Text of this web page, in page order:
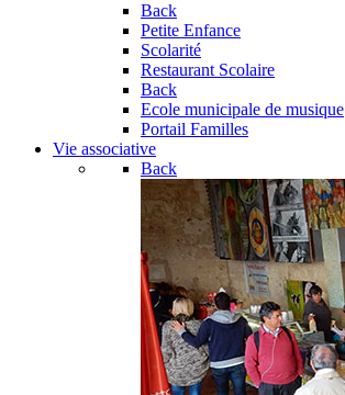
Back
Petite Enfance
Scolarité
Restaurant Scolaire
Back
Ecole municipale de musique
Portail Familles
Vie associative
Back